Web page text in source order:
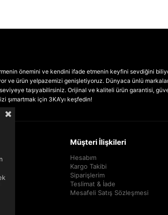
önemini ve kendini ifade etmenin keyfini sevdiğini
ve ürün yelpazemizi genişletiyoruz. Dünyaca ünlü
taşıyabilirsiniz. Orijinal ve kaliteli ürün garantisi,
şımartmak için 3KA’yı keşfedin!
Müşteri İlişkileri
Hesabım
Kargo Takibi
Siparişlerim
Teslimat & İade
Mesafeli Satış Sözleşmesi